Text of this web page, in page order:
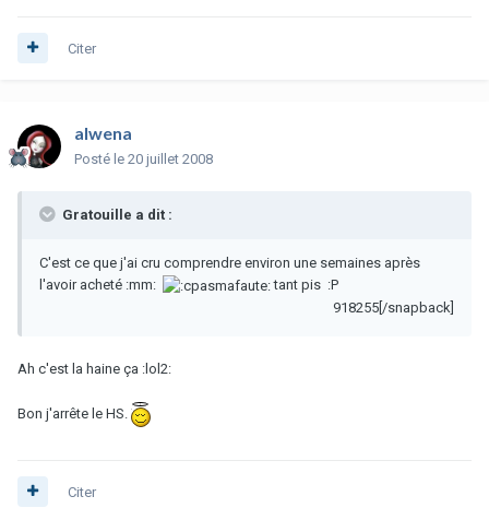
Citer
alwena
Posté le 20 juillet 2008
Gratouille a dit :
C'est ce que j'ai cru comprendre environ une semaines après
l'avoir acheté :mm:
tant pis :P
918255[/snapback]
Ah c'est la haine ça :lol2:
Bon j'arrête le HS.
Citer